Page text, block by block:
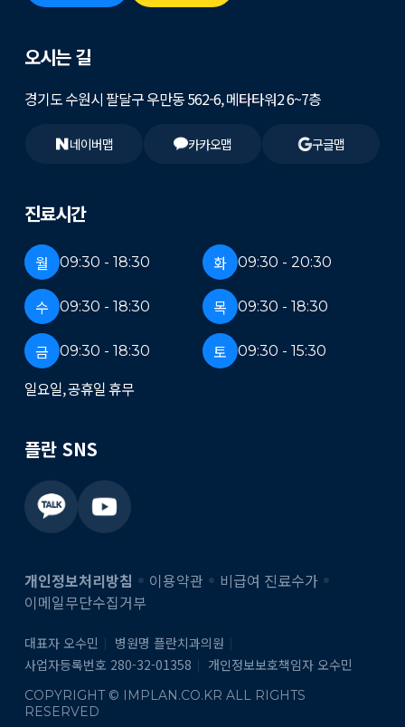
진료시간
월 09:30 - 18:30 화 09:30 - 20:30
수 09:30 - 18:30 목 09:30 - 18:30
금 09:30 - 18:30 토 09:30 - 15:30
일요일, 공휴일 휴무
오시는 길
경기도 수원시 팔달구 우만동 562-6, 메타타워2 6~7층
네이버맵 카카오맵 구글맵
플란 SNS
개인정보처리방침 이용약관
비급여 진료수가
이메일무단수집거부
대표자 오수민
병원명 플란치과의원
사업자등록번호 280-32-01358
개인정보보호책임자 오수민
COPYRIGHT © IMPLAN.CO.KR ALL RIGHTS
RESERVED